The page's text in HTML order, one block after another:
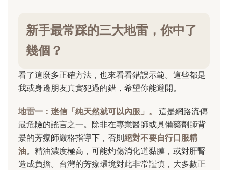
新手最常踩的三大地雷，你中了
幾個？
看了這麼多正確方法，也來看看錯誤示範。這些都是
我或身邊朋友真實犯過的錯，希望你能避開。
地雷一：迷信「純天然就可以內服」。
這是網路流傳
最危險的謠言之一。除非在專業醫師或具備藥劑師背
景的芳療師嚴格指導下，否則 絕對不要自行口服精
油。精油濃度極高，可能灼傷消化道黏膜，或對肝腎
造成負擔。台灣的芳療環境對此非常謹慎，大多數正